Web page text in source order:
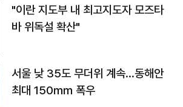
"이란 지도부 내 최고지도자 모즈타
바 위독설 확산"
서울 낮 35도 무더위 계속…동해안
최대 150㎜ 폭우